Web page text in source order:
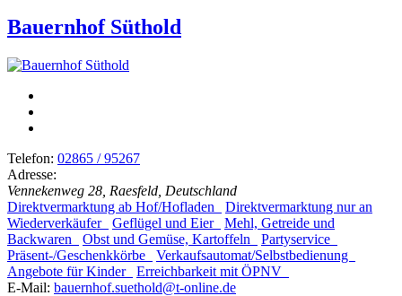
Bauernhof Süthold
Telefon: 02865 / 95267
Adresse:
Vennekenweg 28, Raesfeld, Deutschland
Direktvermarktung ab Hof/Hofladen
Direktvermarktung nur an
Wiederverkäufer
Geflügel und Eier
Mehl, Getreide und
Backwaren
Obst und Gemüse, Kartoffeln
Partyservice
Präsent-/Geschenkkörbe
Verkaufsautomat/Selbstbedienung
Angebote für Kinder
Erreichbarkeit mit ÖPNV
E-Mail: bauernhof.suethold@t-online.de